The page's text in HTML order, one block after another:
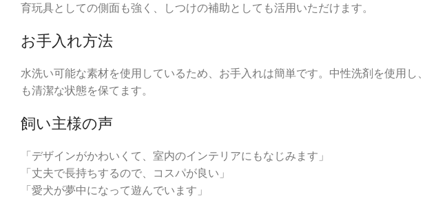
育玩具としての側面も強く、しつけの補助としても活用いただけます。
お手入れ方法
水洗い可能な素材を使用しているため、お手入れは簡単です。中性洗剤を使用
も清潔な状態を保てます。
飼い主様の声
「デザインがかわいくて、室内のインテリアにもなじみます」
「丈夫で長持ちするので、コスパが良い」
「愛犬が夢中になって遊んでいます」